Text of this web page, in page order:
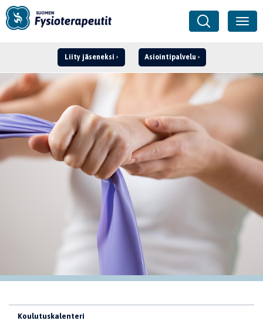
Liity jäseneksi Asiointipalvelu
Kirjaudu ›
Koulutuskalenteri